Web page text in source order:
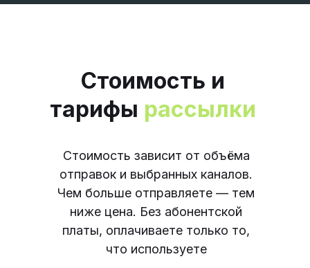
Стоимость и
тарифы рассылки
Стоимость зависит от объёма
отправок и выбранных каналов.
Чем больше отправляете — тем
ниже цена. Без абонентской
платы, оплачиваете только то,
что используете